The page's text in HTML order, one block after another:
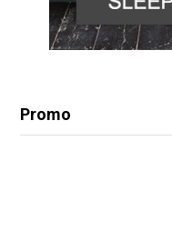
Promo